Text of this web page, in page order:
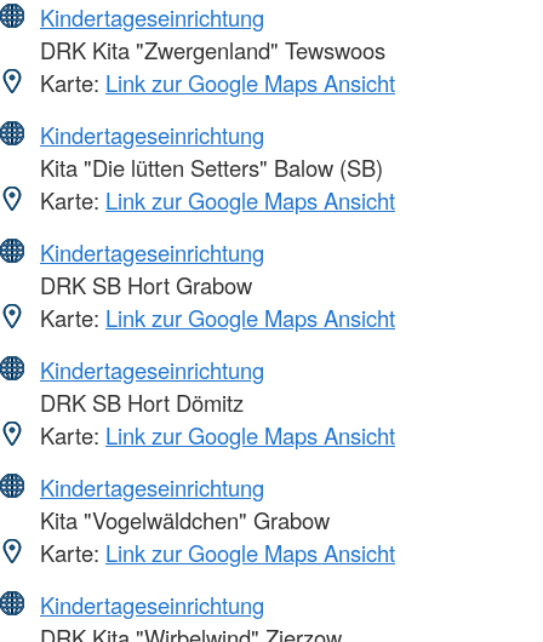
Kindertageseinrichtung
DRK Kita "Zwergenland" Tewswoos
Karte: Link zur Google Maps Ansicht
Kindertageseinrichtung
Kita "Die lütten Setters" Balow (SB)
Karte: Link zur Google Maps Ansicht
Kindertageseinrichtung
DRK SB Hort Grabow
Karte: Link zur Google Maps Ansicht
Kindertageseinrichtung
DRK SB Hort Dömitz
Karte: Link zur Google Maps Ansicht
Kindertageseinrichtung
Kita "Vogelwäldchen" Grabow
Karte: Link zur Google Maps Ansicht
Kindertageseinrichtung